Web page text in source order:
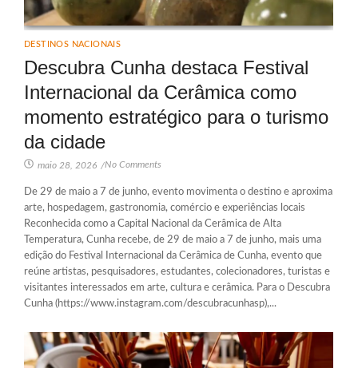
DESTINOS NACIONAIS
Descubra Cunha destaca Festival
Internacional da Cerâmica como
momento estratégico para o turismo
da cidade
maio 28, 2026 /No Comments
De 29 de maio a 7 de junho, evento movimenta o destino e aproxima
arte, hospedagem, gastronomia, comércio e experiências locais
Reconhecida como a Capital Nacional da Cerâmica de Alta
Temperatura, Cunha recebe, de 29 de maio a 7 de junho, mais uma
edição do Festival Internacional da Cerâmica de Cunha, evento que
reúne artistas, pesquisadores, estudantes, colecionadores, turistas e
visitantes interessados em arte, cultura e cerâmica. Para o Descubra
Cunha (https://www.instagram.com/descubracunhasp),...